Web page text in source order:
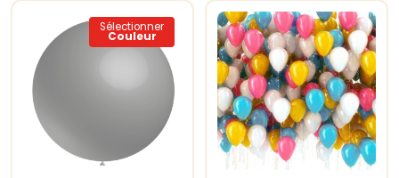
Sélectionner
Couleur
Ce